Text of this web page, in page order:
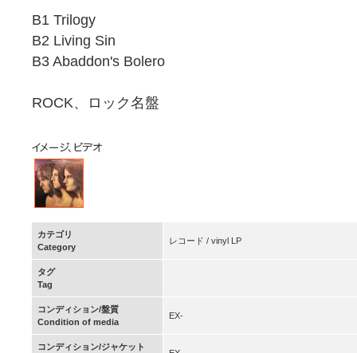
B1 Trilogy
B2 Living Sin
B3 Abaddon's Bolero
ROCK、ロック名盤
カテゴリ
Category
レコード / vinyl LP
タグ
Tag
コンディション/盤質
Condition of media
EX-
コンディション/ジャケット